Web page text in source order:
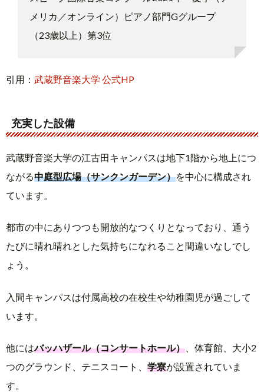
メリカ／オンライン）ピアノ部門Gグループ
（23歳以上）第3位
引用： 武蔵野音楽大学 公式HP
充実した設備
武蔵野音楽大学の江古田キャンパスは地下1階から地上につ
ながる中庭型広場（サンクンガーデン）を中心に構成され
ています。
都市の中にありつつも開放的なつくりとなっており、通う
たびに晴れ晴れとした気持ちになれること間違いなしでし
ょう。
入間キャンパスは付属高校の在校生や幼稚園児が過ごして
います。
他にはバッハザール（コンサートホール） 、体育館、大小2
つのグラウンド、テニスコート、 学寮が設置されていま
す。